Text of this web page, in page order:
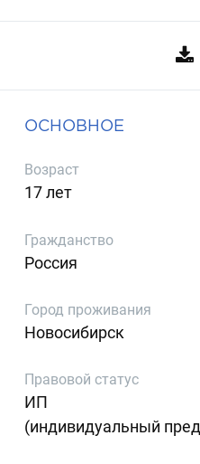
ОСНОВНОЕ
Возраст
17 лет
Гражданство
Россия
Город проживания
Новосибирск
Правовой статус
ИП
(индивидуальный